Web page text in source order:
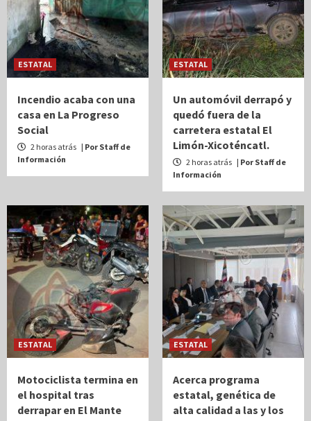
ESTATAL
Incendio acaba con una
casa en La Progreso
Social
2 horas atrás | Por Staff de
Información
ESTATAL
Un automóvil derrapó y
quedó fuera de la
carretera estatal El
Limón-Xicoténcatl.
2 horas atrás | Por Staff de
Información
ESTATAL
Motociclista termina en
el hospital tras
derrapar en El Mante
ESTATAL
Acerca programa
estatal, genética de
alta calidad a las y los